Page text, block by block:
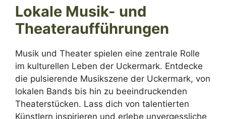
Lokale Musik- und
Theateraufführungen
Musik und Theater spielen eine zentrale Rolle
im kulturellen Leben der Uckermark. Entdecke
die pulsierende Musikszene der Uckermark, von
lokalen Bands bis hin zu beeindruckenden
Theaterstücken. Lass dich von talentierten
Künstlern inspirieren und erlebe unvergessliche